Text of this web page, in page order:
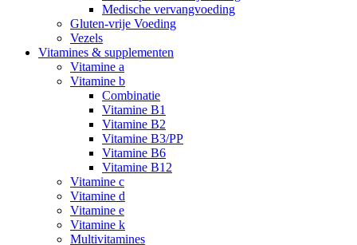
Medische vervangvoeding
Gluten-vrije Voeding
Vezels
Vitamines & supplementen
Vitamine a
Vitamine b
Combinatie
Vitamine B1
Vitamine B2
Vitamine B3/PP
Vitamine B6
Vitamine B12
Vitamine c
Vitamine d
Vitamine e
Vitamine k
Multivitamines